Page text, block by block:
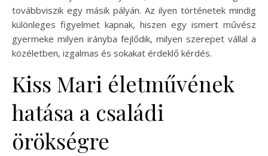
továbbviszik egy másik pályán. Az ilyen történetek mindig
különleges figyelmet kapnak, hiszen egy ismert művész
gyermeke milyen irányba fejlődik, milyen szerepet vállal a
közéletben, izgalmas és sokakat érdeklő kérdés.
Kiss Mari életművének
hatása a családi
örökségre